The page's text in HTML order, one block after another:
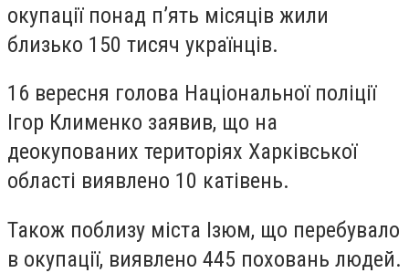
окупації понад п’ять місяців жили
близько 150 тисяч українців.
16 вересня голова Національної поліції
Ігор Клименко заявив, що на
деокупованих територіях Харківської
області виявлено 10 катівень.
Також поблизу міста Ізюм, що перебувало
в окупації, виявлено 445 поховань людей.